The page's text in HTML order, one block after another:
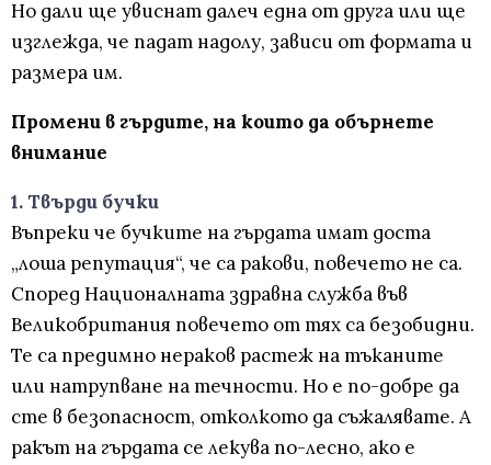
Но дали ще увиснат далеч една от друга или ще
изглежда, че падат надолу, зависи от формата и
размера им.
Промени в гърдите, на които да обърнете
внимание
1. Твърди бучки
Въпреки че бучките на гърдата имат доста
„лоша репутация“, че са ракови, повечето не са.
Според Националната здравна служба във
Великобритания повечето от тях са безобидни.
Те са предимно нераков растеж на тъканите
или натрупване на течности. Но е по-добре да
сте в безопасност, отколкото да съжалявате. А
ракът на гърдата се лекува по-лесно, ако е